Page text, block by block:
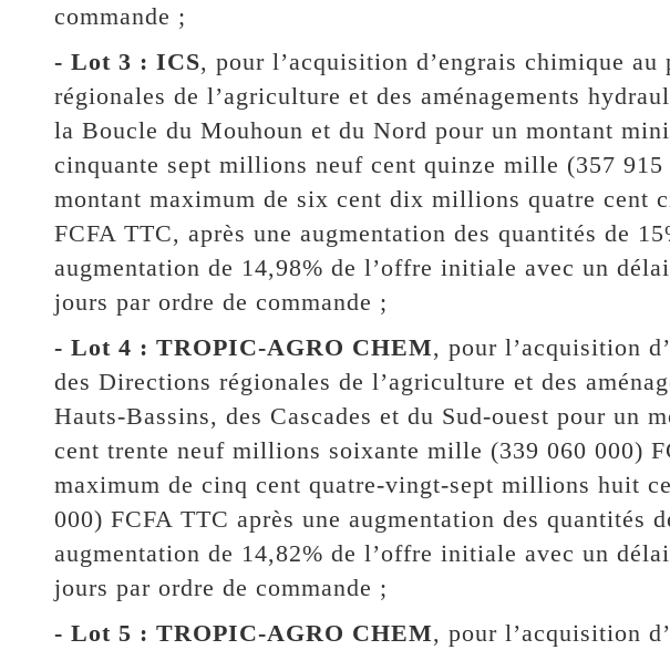
commande ;
- Lot 3 : ICS, pour l’acquisition d’engrais chimique
régionales de l’agriculture et des aménagements
la Boucle du Mouhoun et du Nord pour un montant
cinquante sept millions neuf cent quinze mille (357
montant maximum de six cent dix millions quatre cent
FCFA TTC, après une augmentation des quantités de
augmentation de 14,98% de l’offre initiale avec un
jours par ordre de commande ;
- Lot 4 : TROPIC-AGRO CHEM, pour l’acquisition
des Directions régionales de l’agriculture et des
Hauts-Bassins, des Cascades et du Sud-ouest pour un
cent trente neuf millions soixante mille (339 060 000)
maximum de cinq cent quatre-vingt-sept millions huit
000) FCFA TTC après une augmentation des quantités
augmentation de 14,82% de l’offre initiale avec un
jours par ordre de commande ;
- Lot 5 : TROPIC-AGRO CHEM, pour l’acquisition